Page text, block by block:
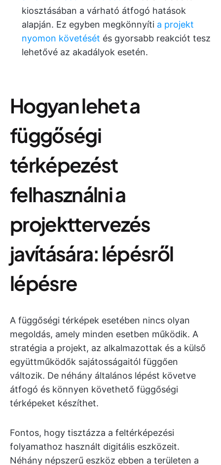
kiosztásában a várható átfogó hatások
alapján. Ez egyben megkönnyíti a projekt
nyomon követését és gyorsabb reakciót tesz
lehetővé az akadályok esetén.
Hogyan lehet a
függőségi
térképezést
felhasználni a
projekttervezés
javítására: lépésről
lépésre
A függőségi térképek esetében nincs olyan
megoldás, amely minden esetben működik. A
stratégia a projekt, az alkalmazottak és a külső
együttműködők sajátosságaitól függően
változik. De néhány általános lépést követve
átfogó és könnyen követhető függőségi
térképeket készíthet.
Fontos, hogy tisztázza a feltérképezési
folyamathoz használt digitális eszközeit.
Néhány népszerű eszköz ebben a területen a